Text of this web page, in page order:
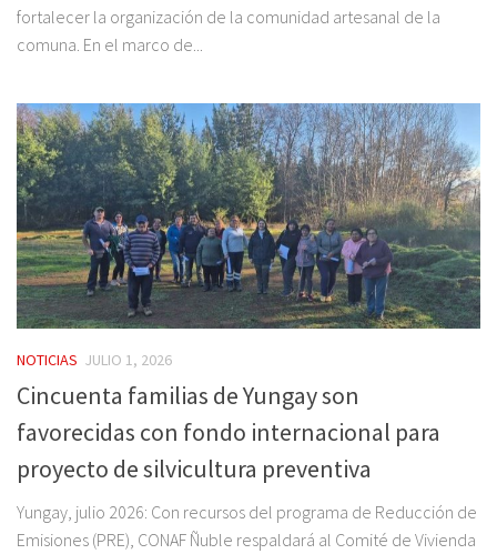
fortalecer la organización de la comunidad artesanal de la
comuna. En el marco de...
NOTICIAS JULIO 1, 2026
Cincuenta familias de Yungay son
favorecidas con fondo internacional para
proyecto de silvicultura preventiva
Yungay, julio 2026: Con recursos del programa de Reducción de
Emisiones (PRE), CONAF Ñuble respaldará al Comité de Vivienda